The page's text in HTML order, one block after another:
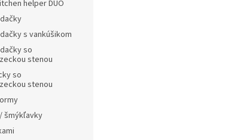
helper DUO
s vankúšikom
so
stenou
so
stenou
šmýkľavky